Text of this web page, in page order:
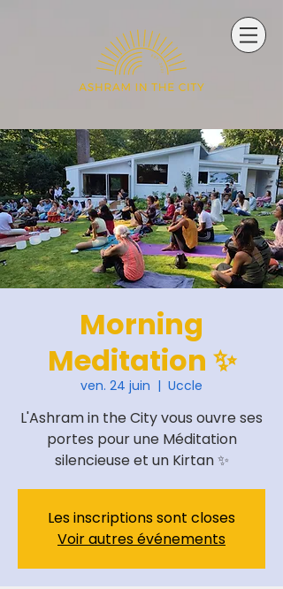
Morning
Meditation ✨
ven. 24 juin
  |
Uccle
L'Ashram in the City vous ouvre ses
portes pour une Méditation
Les inscriptions sont closes
Voir autres événements